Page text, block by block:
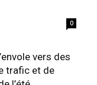
0
vers des
trafic et de